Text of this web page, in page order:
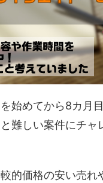
始めてから8カ月
難しい案件にチャ
的価格の安い売れ